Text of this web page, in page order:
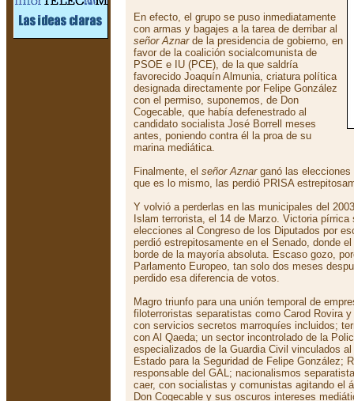
En efecto, el grupo se puso inmediatamente
con armas y bagajes a la tarea de derribar al
señor Aznarde la presidencia de gobierno, en
favor de la coalición socialcomunista de
PSOE e IU (PCE), de la que saldría
favorecido Joaquín Almunia, criatura política
designada directamente por Felipe González
con el permiso, suponemos, de Don
Cogecable, que había defenestrado al
candidato socialista José Borrell meses
antes, poniendo contra él la proa de su
marina mediática.
Finalmente, el señor Aznarganó las elecciones
que es lo mismo, las perdió PRISA
Y volvió a perderlas en las municipales del
Islam terrorista, el 14 de Marzo. Victoria
elecciones al Congreso de los Diputados por
perdió estrepitosamente en el Senado, donde
borde de la mayoría absoluta. Escaso gozo,
Parlamento Europeo, tan solo dos meses
perdido esa diferencia de votos.
Magro triunfo para una unión temporal de
filoterroristas separatistas como Carod Rovira
con servicios secretos marroquíes incluidos;
con Al Qaeda; un sector incontrolado de la
especializados de la Guardia Civil vinculados
Estado para la Seguridad de Felipe González;
responsable del GAL; nacionalismos
caer, con socialistas y comunistas agitando el
Don Cogecable y sus oscuros intereses